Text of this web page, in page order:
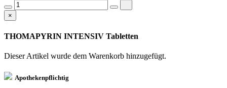
×
THOMAPYRIN INTENSIV Tabletten
Dieser Artikel wurde dem Warenkorb hinzugefügt.
Apothekenpflichtig